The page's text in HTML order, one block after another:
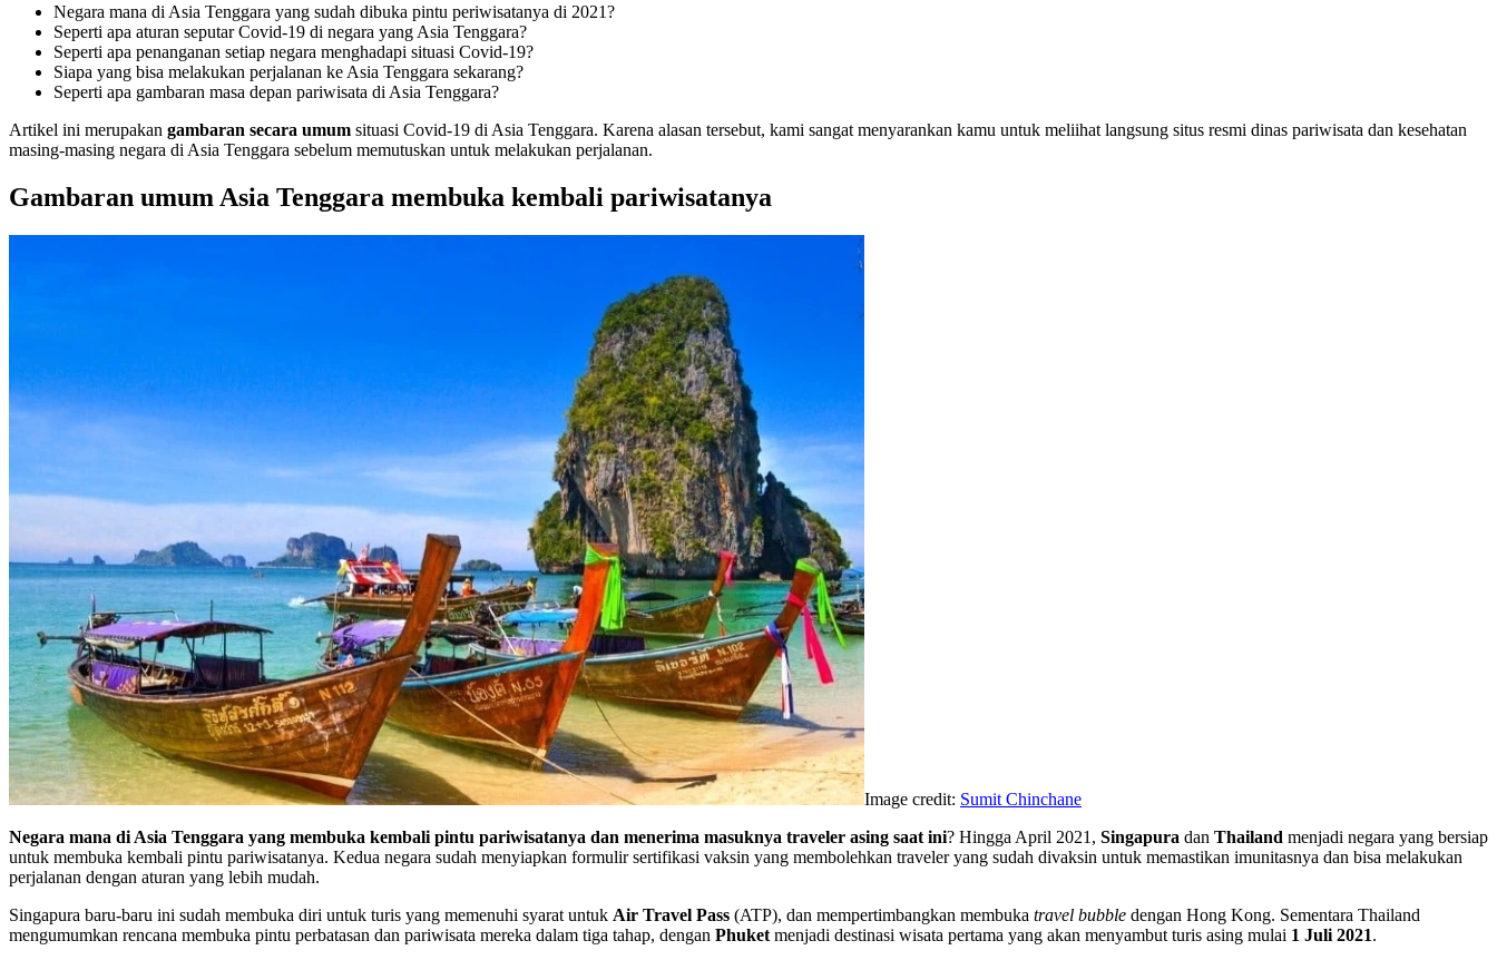
Negara mana di Asia Tenggara yang sudah dibuka pintu periwisatanya di 2021?
Seperti apa aturan seputar Covid-19 di negara yang Asia Tenggara?
Seperti apa penanganan setiap negara menghadapi situasi Covid-19?
Siapa yang bisa melakukan perjalanan ke Asia Tenggara sekarang?
Seperti apa gambaran masa depan pariwisata di Asia Tenggara?
Artikel ini merupakan gambaran secara umum situasi Covid-19 di Asia Tenggara. Karena alasan tersebut, kami sangat menyarankan kamu untuk meliihat langsung situs resmi dinas pariwisata dan kesehatan
masing-masing negara di Asia Tenggara sebelum memutuskan untuk melakukan perjalanan.
Gambaran umum Asia Tenggara membuka kembali pariwisatanya
Image credit: Sumit Chinchane
Negara mana di Asia Tenggara yang membuka kembali pintu pariwisatanya dan menerima masuknya traveler asing saat ini? Hingga April 2021, Singapura dan Thailand menjadi negara yang bersiap
untuk membuka kembali pintu pariwisatanya. Kedua negara sudah menyiapkan formulir sertifikasi vaksin yang membolehkan traveler yang sudah divaksin untuk memastikan imunitasnya dan bisa melakukan
perjalanan dengan aturan yang lebih mudah.
Singapura baru-baru ini sudah membuka diri untuk turis yang memenuhi syarat untuk Air Travel Pass (ATP), dan mempertimbangkan membuka travel bubble dengan Hong Kong. Sementara Thailand
mengumumkan rencana membuka pintu perbatasan dan pariwisata mereka dalam tiga tahap, dengan Phuket menjadi destinasi wisata pertama yang akan menyambut turis asing mulai 1 Juli 2021.